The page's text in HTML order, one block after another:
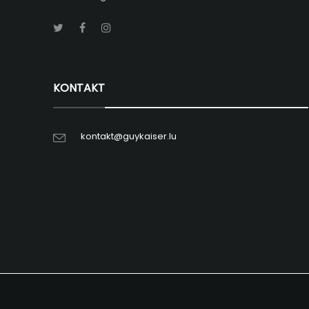
KONTAKT
kontakt@guykaiser.lu